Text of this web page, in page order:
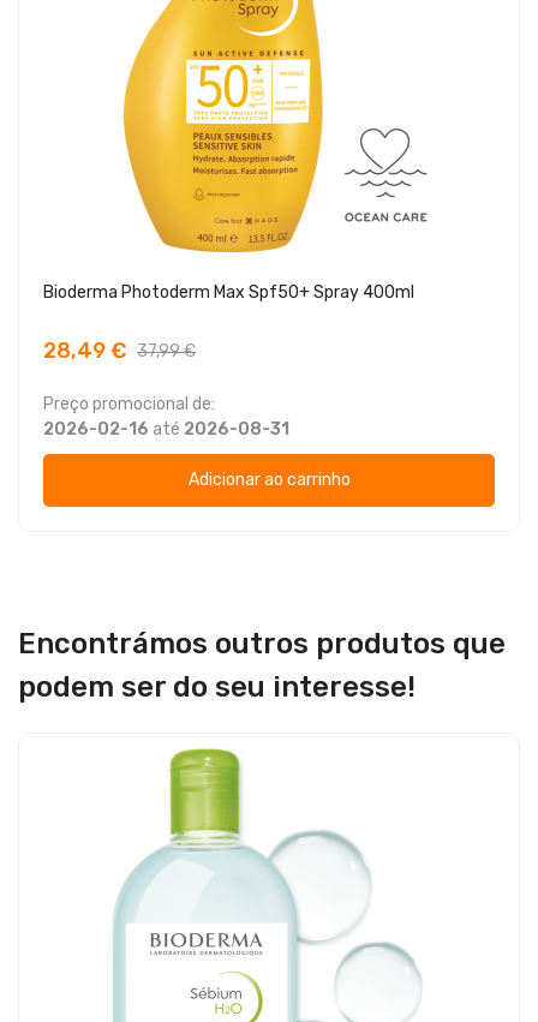
Bioderma Photoderm Max Spf50+ Spray 400ml
28,49 € 37,99 €
Preço promocional de:
2026-02-16 até 2026-08-31
Adicionar ao carrinho
Encontrámos outros produtos que
podem ser do seu interesse!